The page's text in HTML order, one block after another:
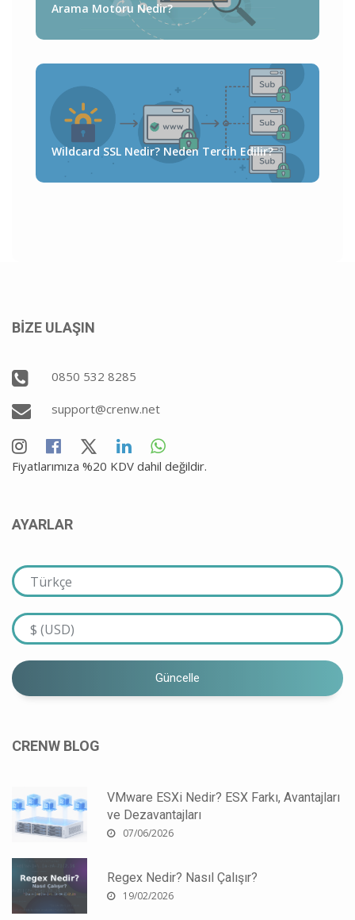
Arama Motoru Nedir?
Wildcard SSL Nedir? Neden Tercih Edilir?
BİZE ULAŞIN
0850 532 8285
support@crenw.net
Fiyatlarımıza %20 KDV dahil değildir.
AYARLAR
Güncelle
CRENW BLOG
VMware ESXi Nedir? ESX Farkı, Avantajları
ve Dezavantajları
07/06/2026
Regex Nedir? Nasıl Çalışır?
19/02/2026